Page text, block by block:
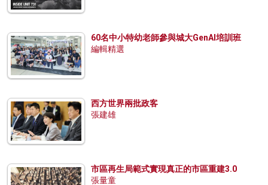
60名中小特幼老師參與城大GenAI培訓班
編輯精選
西方世界兩批政客
張建雄
市區再生局範式實現真正的市區重建3.0
張量童